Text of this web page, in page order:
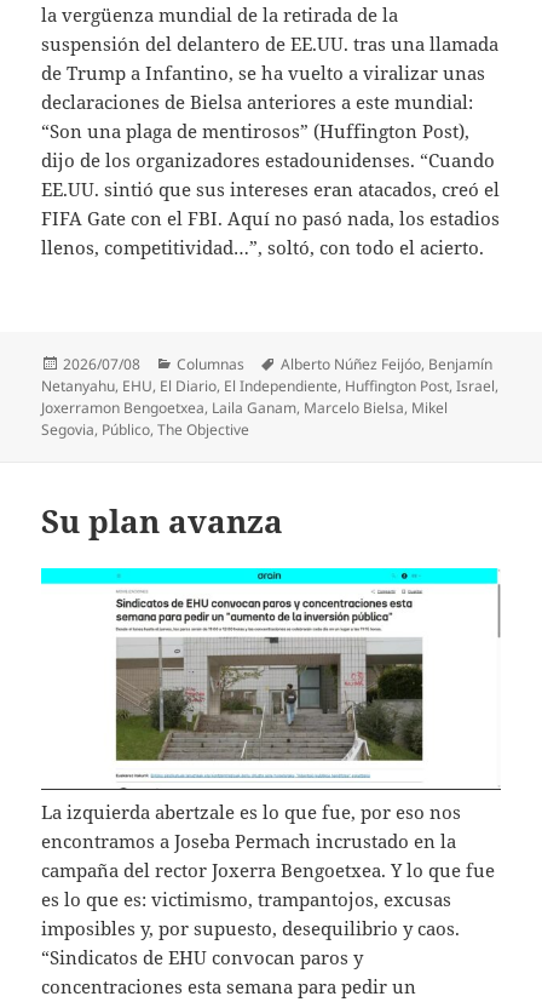
la vergüenza mundial de la retirada de la
suspensión del delantero de EE.UU. tras una llamada
de Trump a Infantino, se ha vuelto a viralizar unas
declaraciones de Bielsa anteriores a este mundial:
“Son una plaga de mentirosos” (Huffington Post),
dijo de los organizadores estadounidenses. “Cuando
EE.UU. sintió que sus intereses eran atacados, creó el
FIFA Gate con el FBI. Aquí no pasó nada, los estadios
llenos, competitividad…”, soltó, con todo el acierto.
Publicado
el
2026/07/08 Categorías
Columnas Etiquetas
Alberto Núñez Feijóo, Benjamín
Netanyahu, EHU, El Diario, El Independiente, Huffington Post,Israel,
Joxerramon Bengoetxea, Laila Ganam, Marcelo Bielsa, Mikel
Segovia, Público,The Objective
Su plan avanza
La izquierda abertzale es lo que fue, por eso nos
encontramos a Joseba Permach incrustado en la
campaña del rector Joxerra Bengoetxea. Y lo que fue
es lo que es: victimismo, trampantojos, excusas
imposibles y, por supuesto, desequilibrio y caos.
“Sindicatos de EHU convocan paros y
concentraciones esta semana para pedir un